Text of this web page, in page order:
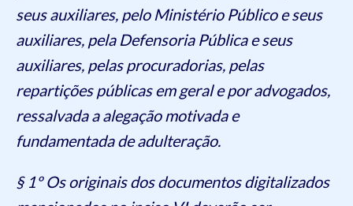
seus auxiliares, pelo Ministério Público e seus
auxiliares, pela Defensoria Pública e seus
auxiliares, pelas procuradorias, pelas
repartições públicas em geral e por advogados,
ressalvada a alegação motivada e
fundamentada de adulteração.
§ 1º Os originais dos documentos digitalizados